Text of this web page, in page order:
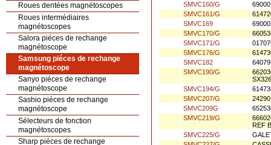
Roues dentées magnétoscopes
Roues intermédiaires
magnétoscopes
Salora piéces de rechange
magnétoscope
Samsung piéces de rechange
magnétoscope
Sanyo piéces de rechange
magnétoscope
Sashio piéces de rechange
magnétoscope
Sélecteurs de fonction
magnétoscopes
Sharp piéces de rechange
SMVC160/G
SMVC161/G
SMVC169
SMVC170/G
SMVC171/G
SMVC176/G
SMVC182
SMVC190/G
SMVC194/G
SMVC207/G
SMVC209G
SMVC219/G
REF
SMVC225/G